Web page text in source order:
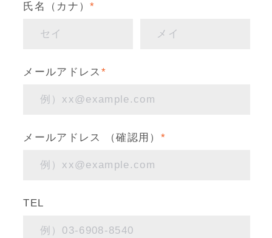
氏名（カナ）*
メールアドレス *
メールアドレス （確認用） *
TEL